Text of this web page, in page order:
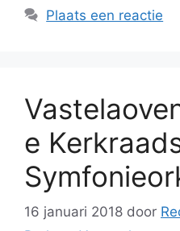
Plaats een reactie
e
16 januari 2018 door